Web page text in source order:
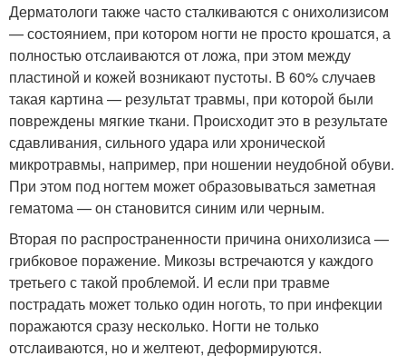
Дерматологи также часто сталкиваются с онихолизисом
— состоянием, при котором ногти не просто крошатся, а
полностью отслаиваются от ложа, при этом между
пластиной и кожей возникают пустоты. В 60% случаев
такая картина — результат травмы, при которой были
повреждены мягкие ткани. Происходит это в результате
сдавливания, сильного удара или хронической
микротравмы, например, при ношении неудобной обуви.
При этом под ногтем может образовываться заметная
гематома — он становится синим или черным.
Вторая по распространенности причина онихолизиса —
грибковое поражение. Микозы встречаются у каждого
третьего с такой проблемой. И если при травме
пострадать может только один ноготь, то при инфекции
поражаются сразу несколько. Ногти не только
отслаиваются, но и желтеют, деформируются.